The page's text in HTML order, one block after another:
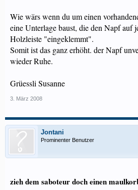
Wie wärs wenn du um einen
eine Unterlage baust, die den Napf auf
Holzleiste "eingeklemmt".
Somit ist das ganz erhöht. der Napf
wieder Ruhe.
Grüessli Susanne
3. März 2008
Jontani
Prominenter Benutzer
zieh dem saboteur doch einen